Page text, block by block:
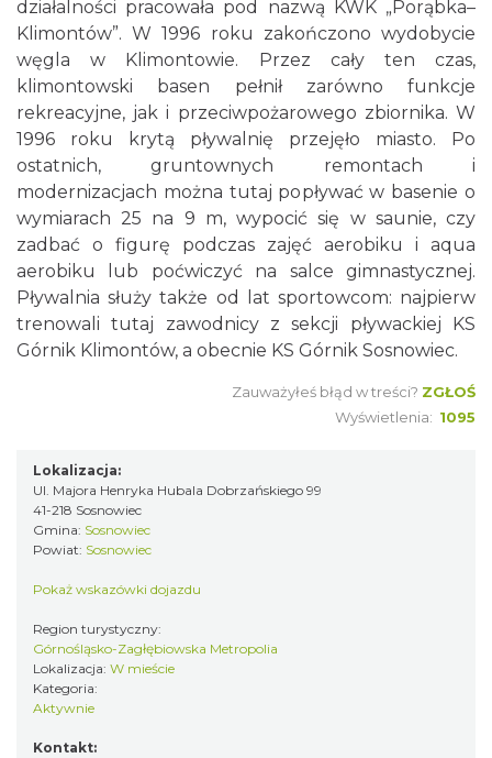
działalności pracowała pod nazwą KWK „Porąbka–
Klimontów”. W 1996 roku zakończono wydobycie
węgla w Klimontowie. Przez cały ten czas,
klimontowski basen pełnił zarówno funkcje
rekreacyjne, jak i przeciwpożarowego zbiornika. W
1996 roku krytą pływalnię przejęło miasto. Po
ostatnich, gruntownych remontach i
modernizacjach można tutaj popływać w basenie o
wymiarach 25 na 9 m, wypocić się w saunie, czy
zadbać o figurę podczas zajęć aerobiku i aqua
aerobiku lub poćwiczyć na salce gimnastycznej.
Pływalnia służy także od lat sportowcom: najpierw
trenowali tutaj zawodnicy z sekcji pływackiej KS
Górnik Klimontów, a obecnie KS Górnik Sosnowiec.
Zauważyłeś błąd w treści? ZGŁOŚ
Wyświetlenia: 1095
Lokalizacja:
Ul. Majora Henryka Hubala Dobrzańskiego 99
41-218 Sosnowiec
Gmina: Sosnowiec
Powiat: Sosnowiec
Pokaż wskazówki dojazdu
Region turystyczny:
Górnośląsko-Zagłębiowska Metropolia
Lokalizacja: W mieście
Kategoria:
Aktywnie
Kontakt: